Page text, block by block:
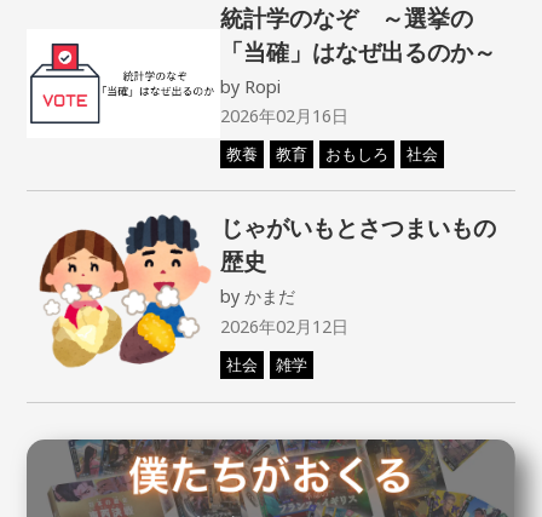
統計学のなぞ ～選挙の
「当確」はなぜ出るのか～
by Ropi
2026年02月16日
教養 教育 おもしろ 社会
じゃがいもとさつまいもの
歴史
byかまだ
2026年02月12日
社会 雑学